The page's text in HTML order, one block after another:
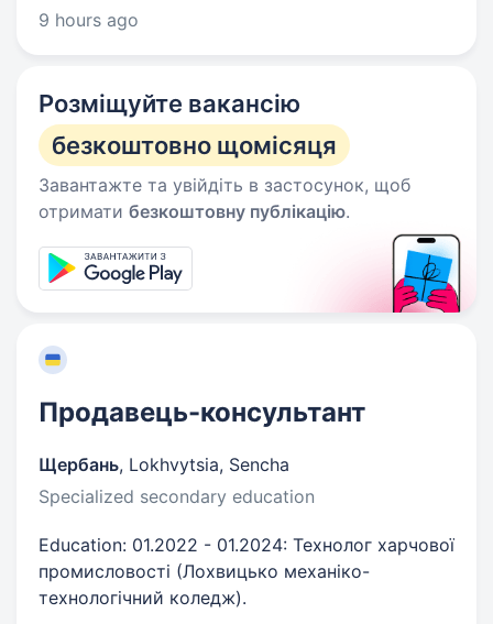
9 hours ago
Розміщуйте вакансію
безкоштовно щомісяця
Завантажте та увійдіть в застосунок, щоб
отримати безкоштовну публікацію.
Продавець-консультант
Щербань, Lokhvytsia, Sencha
Specialized secondary education
Education: 01.2022 - 01.2024: Технолог харчової
промисловості (Лохвицько механіко-
технологічний коледж).